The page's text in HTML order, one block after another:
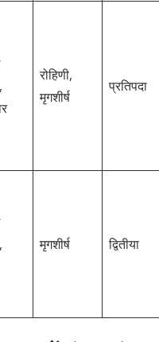
रोहिणी,
मृगशीर्ष
प्रतिपदा
मृगशीर्ष द्वितीया